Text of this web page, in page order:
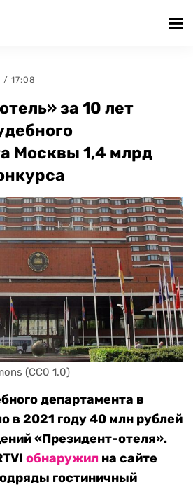
/ 17:08
за 10 лет
Москвы 1,4 млрд
(CC0 1.0)
департамента в
в 2021 году 40 млн рублей
«Президент-отеля».
обнаружил на сайте
гостиничный